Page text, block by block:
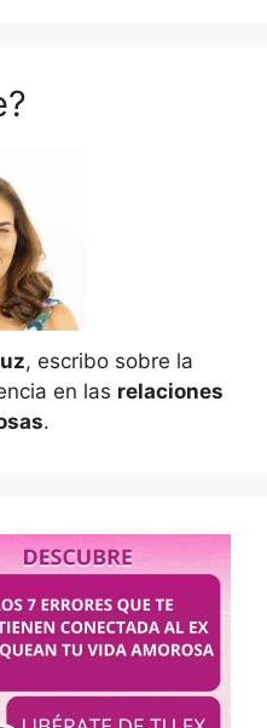
, escribo sobre la
en las relaciones
.